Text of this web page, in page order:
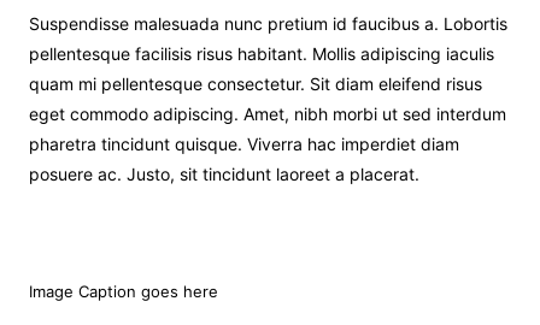
Suspendisse malesuada nunc pretium id faucibus a. Lobortis
pellentesque facilisis risus habitant. Mollis adipiscing iaculis
quam mi pellentesque consectetur. Sit diam eleifend risus
eget commodo adipiscing. Amet, nibh morbi ut sed interdum
pharetra tincidunt quisque. Viverra hac imperdiet diam
posuere ac. Justo, sit tincidunt laoreet a placerat.
Image Caption goes here